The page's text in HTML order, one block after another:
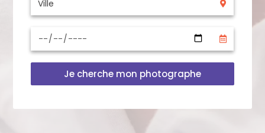
Je cherche mon photographe